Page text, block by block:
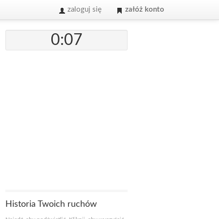
zaloguj się załóż konto
0:07
Historia Twoich ruchów